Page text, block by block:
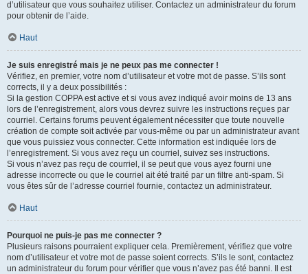
d’utilisateur que vous souhaitez utiliser. Contactez un administrateur du forum
pour obtenir de l’aide.
Haut
Je suis enregistré mais je ne peux pas me connecter !
Vérifiez, en premier, votre nom d’utilisateur et votre mot de passe. S’ils sont
corrects, il y a deux possibilités :
Si la gestion COPPA est active et si vous avez indiqué avoir moins de 13 ans
lors de l’enregistrement, alors vous devrez suivre les instructions reçues par
courriel. Certains forums peuvent également nécessiter que toute nouvelle
création de compte soit activée par vous-même ou par un administrateur avant
que vous puissiez vous connecter. Cette information est indiquée lors de
l’enregistrement. Si vous avez reçu un courriel, suivez ses instructions.
Si vous n’avez pas reçu de courriel, il se peut que vous ayez fourni une
adresse incorrecte ou que le courriel ait été traité par un filtre anti-spam. Si
vous êtes sûr de l’adresse courriel fournie, contactez un administrateur.
Haut
Pourquoi ne puis-je pas me connecter ?
Plusieurs raisons pourraient expliquer cela. Premièrement, vérifiez que votre
nom d’utilisateur et votre mot de passe soient corrects. S’ils le sont, contactez
un administrateur du forum pour vérifier que vous n’avez pas été banni. Il est